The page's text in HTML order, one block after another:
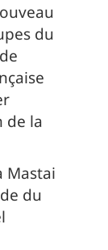
du
de la
Mastai
du